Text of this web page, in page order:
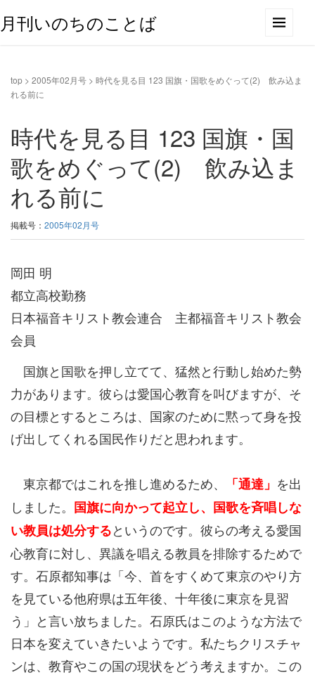
月刊いのちのことば
top > 2005年02月号 > 時代を見る目 123 国旗・国歌をめぐって(2) 飲み込ま
れる前に
時代を見る目 123 国旗・国
歌をめぐって(2) 飲み込ま
れる前に
掲載号： 2005年02月号
岡田 明
都立高校勤務
日本福音キリスト教会連合 主都福音キリスト教会
会員
国旗と国歌を押し立てて、猛然と行動し始めた勢
力があります。彼らは愛国心教育を叫びますが、そ
の目標とするところは、国家のために黙って身を投
げ出してくれる国民作りだと思われます。
東京都ではこれを推し進めるため、 「通達」 を出
しました。 国旗に向かって起立し、国歌を斉唱しな
い教員は処分するというのです。彼らの考える愛国
心教育に対し、異議を唱える教員を排除するためで
す。石原都知事は「今、首をすくめて東京のやり方
を見ている他府県は五年後、十年後に東京を見習
う」と言い放ちました。石原氏はこのような方法で
日本を変えていきたいようです。私たちクリスチャ
ンは、教育やこの国の現状をどう考えますか。この